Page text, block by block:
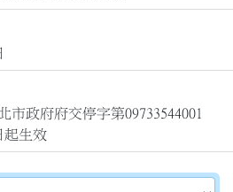
市政府府交停字第09733544001
起生效